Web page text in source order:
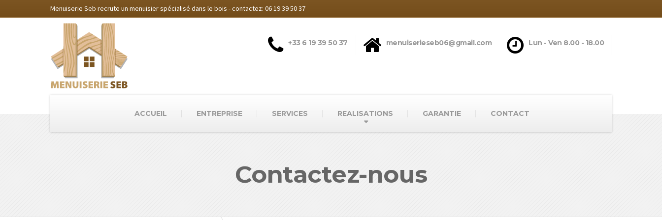
Menuiserie Seb recrute un menuisier spécialisé dans le bois - contactez: 06 19 39 50 37‬
‭+33 6 19 39 50 37‬ menuiserieseb06@gmail.com Lun - Ven 8.00 - 18.00
ACCUEIL ENTREPRISE SERVICES REALISATIONS GARANTIE CONTACT
Contactez-nous